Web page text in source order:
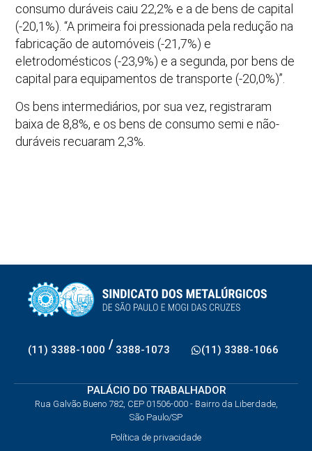
consumo duráveis caiu 22,2% e a de bens de capital
(-20,1%). “A primeira foi pressionada pela redução na
fabricação de automóveis (-21,7%) e
eletrodomésticos (-23,9%) e a segunda, por bens de
capital para equipamentos de transporte (-20,0%)”.
Os bens intermediários, por sua vez, registraram
baixa de 8,8%, e os bens de consumo semi e não-
duráveis recuaram 2,3%.
(11) 3388-1000 / 3388-1073 (11) 3388-1066
PALÁCIO DO TRABALHADOR
Rua Galvão Bueno 782, CEP 01506-000 - Bairro da Liberdade,
São Paulo/SP
Política de privacidade